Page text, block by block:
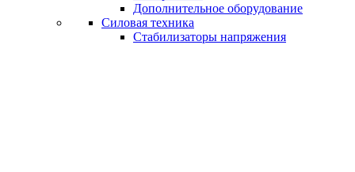
Дополнительное оборудование
Силовая техника
Стабилизаторы напряжения